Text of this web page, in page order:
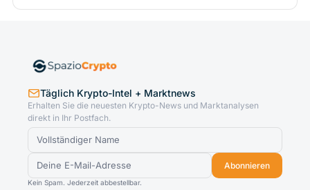
Täglich Krypto-Intel + Marktnews
Erhalten Sie die neuesten Krypto-News und Marktanalysen
direkt in Ihr Postfach.
Abonnieren
Kein Spam. Jederzeit abbestellbar.